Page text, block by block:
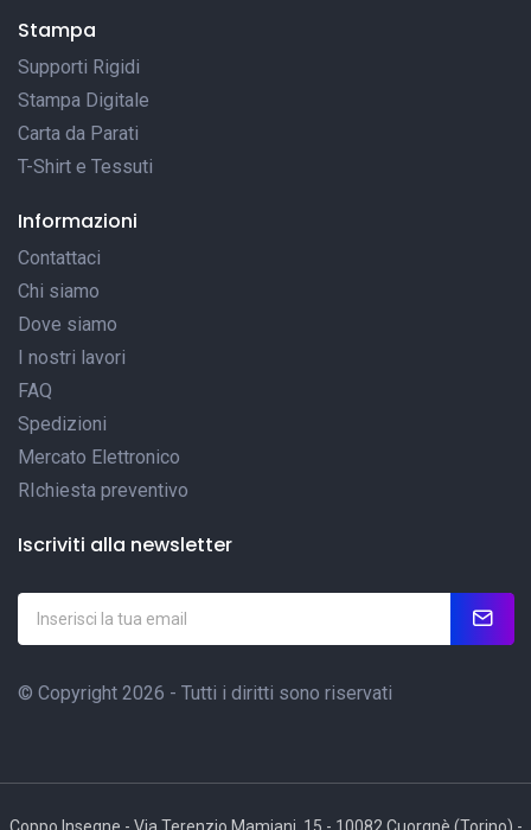
Stampa
Supporti Rigidi
Stampa Digitale
Carta da Parati
T-Shirt e Tessuti
Informazioni
Contattaci
Chi siamo
Dove siamo
I nostri lavori
FAQ
Spedizioni
Mercato Elettronico
RIchiesta preventivo
Iscriviti alla newsletter
© Copyright 2026 - Tutti i diritti sono riservati